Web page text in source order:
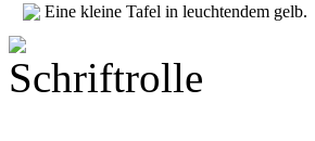
Eine kleine Tafel in leuchtendem gelb.